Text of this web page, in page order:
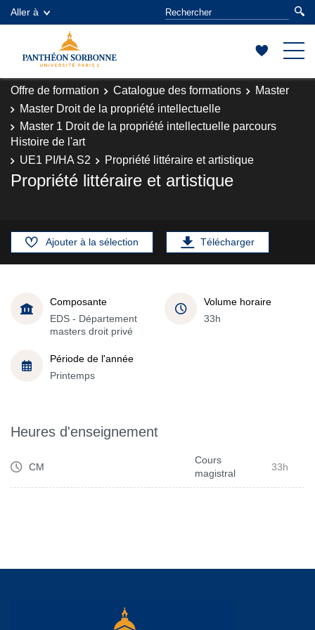
Aller à
Offre de formation Catalogue des formations
Master
Master Droit de la propriété intellectuelle
Master 1 Droit de la propriété intellectuelle parcours
Histoire de l'art
UE1 PI/HA S2
Propriété littéraire et artistique
Propriété littéraire et artistique
Ajouter à la sélection Télécharger
Composante
EDS - Département
masters droit privé
Volume horaire
33h
Période de l'année
Printemps
Heures d'enseignement
CM
Cours
magistral
33h